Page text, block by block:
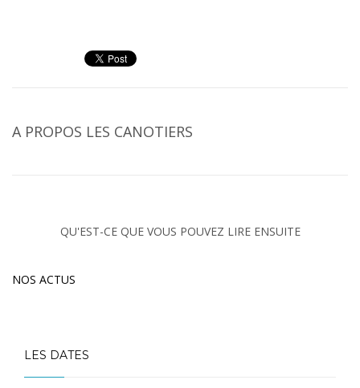
A PROPOS LES CANOTIERS
QU'EST-CE QUE VOUS POUVEZ LIRE ENSUITE
NOS ACTUS
LES DATES